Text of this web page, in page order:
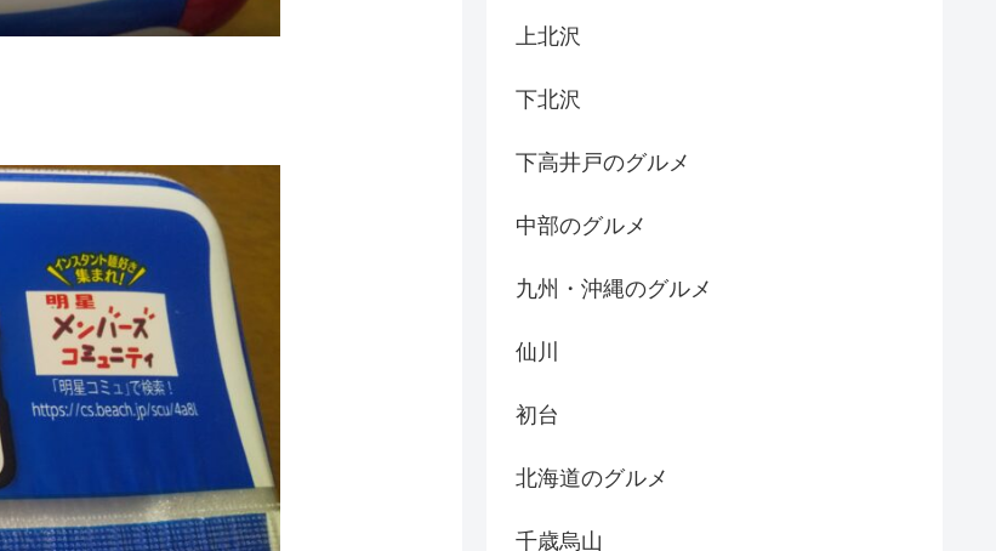
上北沢
下北沢
下高井戸のグルメ
中部のグルメ
九州・沖縄のグルメ
仙川
初台
北海道のグルメ
千歳烏山